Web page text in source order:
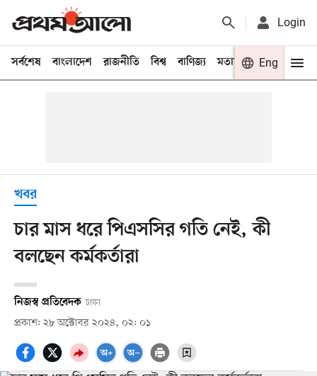
Login
সর্বশেষ বাংলাদেশ রাজনীতি বিশ্ব বাণিজ্য মতামত খেলা
Eng
খবর
চার মাস ধরে পিএসসির গতি নেই, কী
বলছেন কর্মকর্তারা
নিজস্ব প্রতিবেদক ঢাকা
প্রকাশ: ২৮ অক্টোবর ২০২৪, ০২: ০১